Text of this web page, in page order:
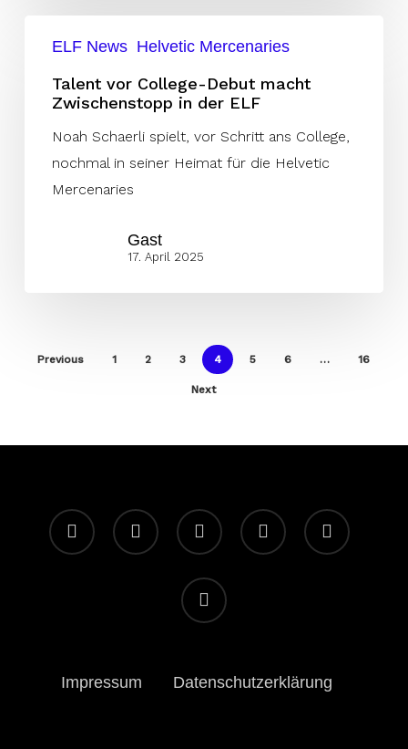
College-
Debut
macht
Zwischenstopp
ELF News Helvetic Mercenaries
Talent vor College-Debut macht
Zwischenstopp in der ELF
Noah Schaerli spielt, vor Schritt ans College,
nochmal in seiner Heimat für die Helvetic
Mercenaries
Gast
17. April 2025
Previous 1 2 3 4 5 6 … 16
Next
facebook youtube instagram spotify twitch
email
Impressum Datenschutzerklärung